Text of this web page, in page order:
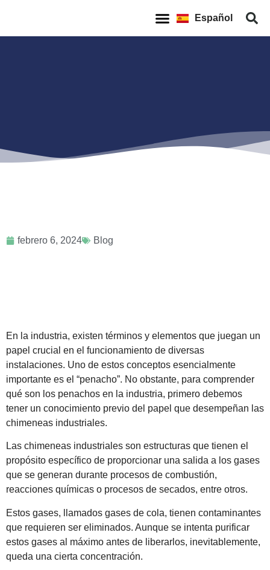
Español
Français
febrero 6, 2024 Blog
En la industria, existen términos y elementos que juegan un
papel crucial en el funcionamiento de diversas
instalaciones. Uno de estos conceptos esencialmente
importante es el “penacho”. No obstante, para comprender
qué son los penachos en la industria, primero debemos
tener un conocimiento previo del papel que desempeñan las
chimeneas industriales.
Las chimeneas industriales son estructuras que tienen el
propósito específico de proporcionar una salida a los gases
que se generan durante procesos de combustión,
reacciones químicas o procesos de secados, entre otros.
Estos gases, llamados gases de cola, tienen contaminantes
que requieren ser eliminados. Aunque se intenta purificar
estos gases al máximo antes de liberarlos, inevitablemente,
queda una cierta concentración.